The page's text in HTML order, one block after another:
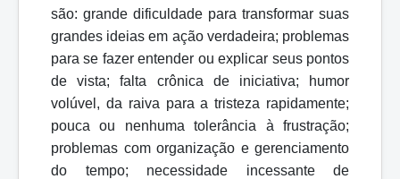
são: grande dificuldade para transformar suas
grandes ideias em ação verdadeira; problemas
para se fazer entender ou explicar seus pontos
de vista; falta crônica de iniciativa; humor
volúvel, da raiva para a tristeza rapidamente;
pouca ou nenhuma tolerância à frustração;
problemas com organização e gerenciamento
do tempo; necessidade incessante de